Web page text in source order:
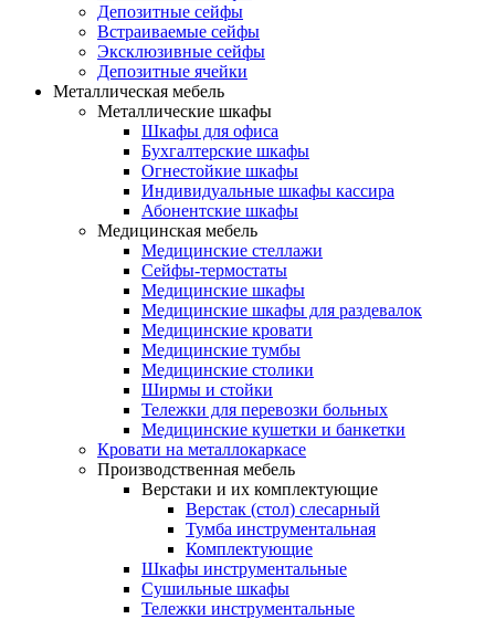
Депозитные сейфы
Встраиваемые сейфы
Эксклюзивные сейфы
Депозитные ячейки
Металлическая мебель
Металлические шкафы
Шкафы для офиса
Бухгалтерские шкафы
Огнестойкие шкафы
Индивидуальные шкафы кассира
Абонентские шкафы
Медицинская мебель
Медицинские стеллажи
Сейфы-термостаты
Медицинские шкафы
Медицинские шкафы для раздевалок
Медицинские кровати
Медицинские тумбы
Медицинские столики
Ширмы и стойки
Тележки для перевозки больных
Медицинские кушетки и банкетки
Кровати на металлокаркасе
Производственная мебель
Верстаки и их комплектующие
Верстак (стол) слесарный
Тумба инструментальная
Комплектующие
Шкафы инструментальные
Сушильные шкафы
Тележки инструментальные